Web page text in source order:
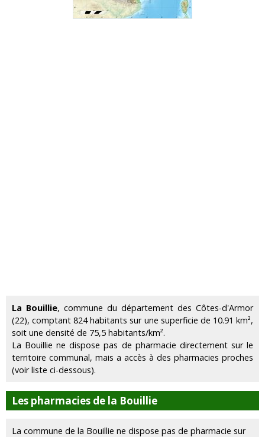
La Bouillie, commune du département des Côtes-d'Armor
(22), comptant 824 habitants sur une superficie de 10.91 km²,
soit une densité de 75,5 habitants/km².
La Bouillie ne dispose pas de pharmacie directement sur le
territoire communal, mais a accès à des pharmacies proches
(voir liste ci-dessous).
Les pharmacies de la Bouillie
La commune de la Bouillie ne dispose pas de pharmacie sur